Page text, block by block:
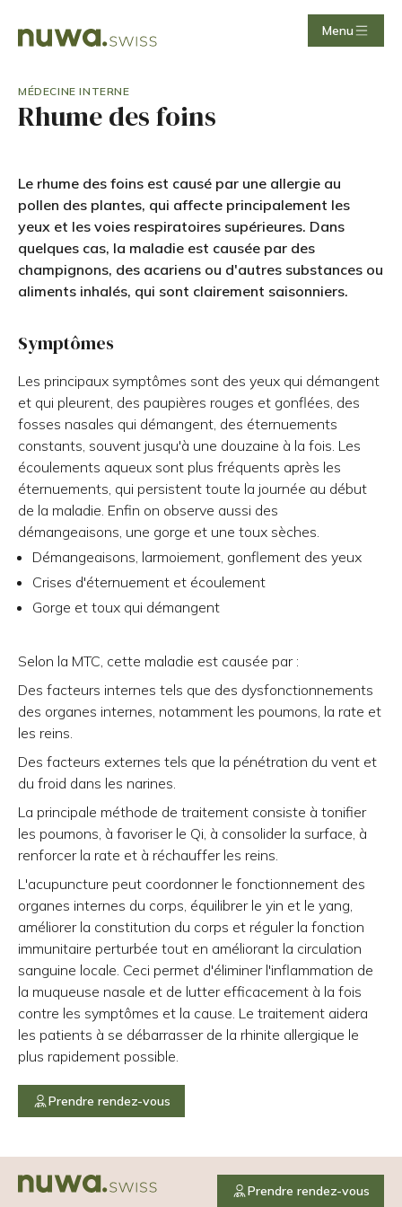
Menu
MÉDECINE INTERNE
Rhume des foins
Le rhume des foins est causé par une allergie au
pollen des plantes, qui affecte principalement les
yeux et les voies respiratoires supérieures. Dans
quelques cas, la maladie est causée par des
champignons, des acariens ou d'autres substances ou
aliments inhalés, qui sont clairement saisonniers.
Symptômes
Les principaux symptômes sont des yeux qui démangent
et qui pleurent, des paupières rouges et gonflées, des
fosses nasales qui démangent, des éternuements
constants, souvent jusqu'à une douzaine à la fois. Les
écoulements aqueux sont plus fréquents après les
éternuements, qui persistent toute la journée au début
de la maladie. Enfin on observe aussi des
démangeaisons, une gorge et une toux sèches.
Démangeaisons, larmoiement, gonflement des yeux
Crises d'éternuement et écoulement
Gorge et toux qui démangent
Selon la MTC, cette maladie est causée par :
Des facteurs internes tels que des dysfonctionnements
des organes internes, notamment les poumons, la rate et
les reins.
Des facteurs externes tels que la pénétration du vent et
du froid dans les narines.
La principale méthode de traitement consiste à tonifier
les poumons, à favoriser le Qi, à consolider la surface, à
renforcer la rate et à réchauffer les reins.
L'acupuncture peut coordonner le fonctionnement des
organes internes du corps, équilibrer le yin et le yang,
améliorer la constitution du corps et réguler la fonction
immunitaire perturbée tout en améliorant la circulation
sanguine locale. Ceci permet d'éliminer l'inflammation de
la muqueuse nasale et de lutter efficacement à la fois
contre les symptômes et la cause. Le traitement aidera
les patients à se débarrasser de la rhinite allergique le
plus rapidement possible.
Prendre rendez-vous
Prendre rendez-vous